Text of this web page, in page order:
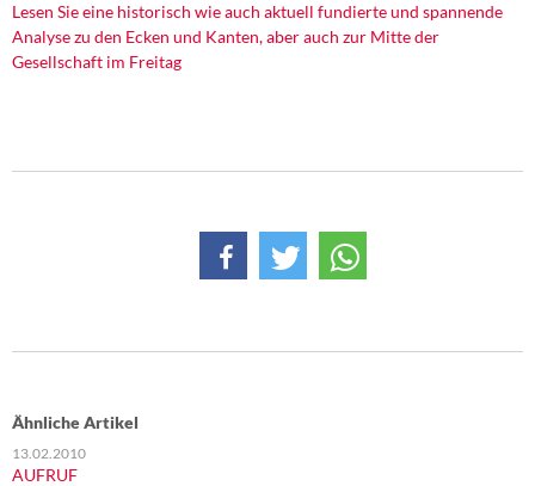
Eurokrise und Griechenland
DIE LINKE
Institut Solidarische Moderne
Über mich
Kontakt
Lesen Sie eine historisch wie auch aktuell fundierte und spannende
Analyse zu den Ecken und Kanten, aber auch zur Mitte der
Gesellschaft im Freitag
Ähnliche Artikel
13.02.2010
AUFRUF